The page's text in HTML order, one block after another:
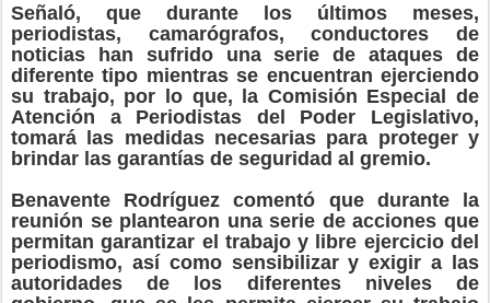
Señaló, que durante los últimos meses,
periodistas, camarógrafos, conductores de
noticias han sufrido una serie de ataques de
diferente tipo mientras se encuentran ejerciendo
su trabajo, por lo que, la Comisión Especial de
Atención a Periodistas del Poder Legislativo,
tomará las medidas necesarias para proteger y
brindar las garantías de seguridad al gremio.
Benavente Rodríguez comentó que durante la
reunión se plantearon una serie de acciones que
permitan garantizar el trabajo y libre ejercicio del
periodismo, así como sensibilizar y exigir a las
autoridades de los diferentes niveles de